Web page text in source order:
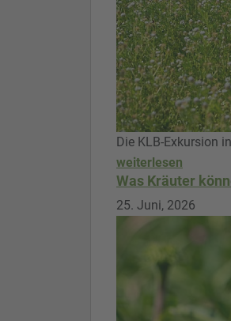
Die KLB-Exkursion
weiterlesen
Was Kräuter
25. Juni, 2026